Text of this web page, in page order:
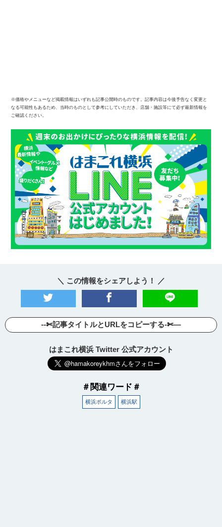
※価格やメニューなど掲載情報はいずれも記事公開時のものです。記事内容は今後予告なく変更と
なる可能性もあるため、当時のものとして参考にしていただき、店舗・施設等にて必ず最新情報を
ご確認ください。
＼ この情報をシェアしよう！ ／
--✄記事タイトルとURLをコピーする-✄—
はまこれ横浜 Twitter 公式アカウント
＃関連ワード＃
横浜ポルタ 横浜駅